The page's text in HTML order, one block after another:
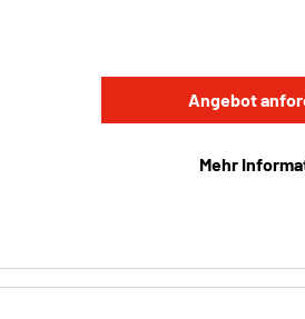
Angebot
Mehr